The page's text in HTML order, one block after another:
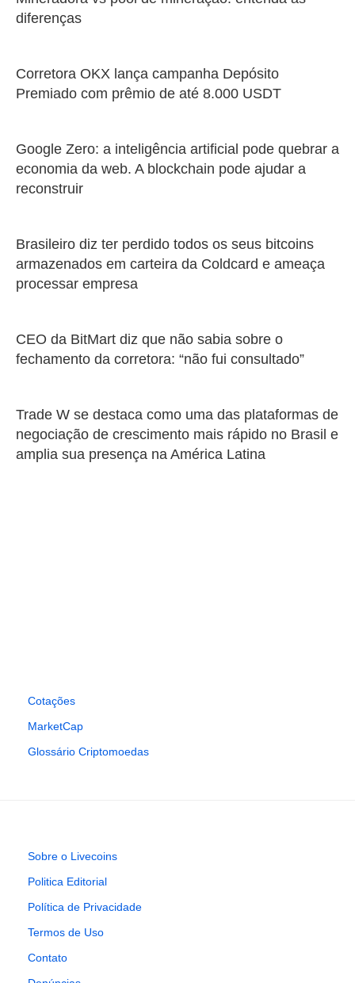
diferenças
Corretora OKX lança campanha Depósito
Premiado com prêmio de até 8.000 USDT
Google Zero: a inteligência artificial pode quebrar a
economia da web. A blockchain pode ajudar a
reconstruir
Brasileiro diz ter perdido todos os seus bitcoins
armazenados em carteira da Coldcard e ameaça
processar empresa
CEO da BitMart diz que não sabia sobre o
fechamento da corretora: “não fui consultado”
Trade W se destaca como uma das plataformas de
negociação de crescimento mais rápido no Brasil e
amplia sua presença na América Latina
Cotações
MarketCap
Glossário Criptomoedas
Sobre o Livecoins
Politica Editorial
Política de Privacidade
Termos de Uso
Contato